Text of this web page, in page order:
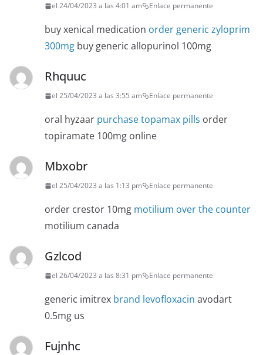
el 24/04/2023 a las 4:01 am Enlace permanente
buy xenical medication order generic zyloprim
300mg buy generic allopurinol 100mg
Rhquuc
el 25/04/2023 a las 3:55 am Enlace permanente
oral hyzaar purchase topamax pills order
topiramate 100mg online
Mbxobr
el 25/04/2023 a las 1:13 pm Enlace permanente
order crestor 10mg motilium over the counter
motilium canada
Gzlcod
el 26/04/2023 a las 8:31 pm Enlace permanente
generic imitrex brand levofloxacin avodart
0.5mg us
Fujnhc